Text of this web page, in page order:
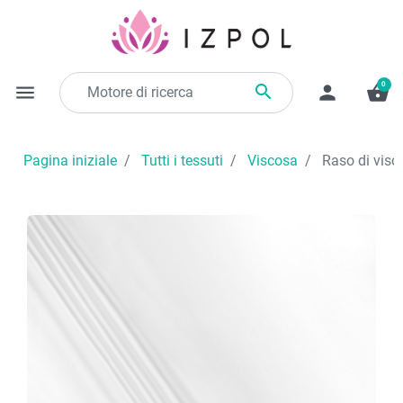
menu  person shopping_basket
0
Pagina iniziale Tutti i tessuti Viscosa Raso di